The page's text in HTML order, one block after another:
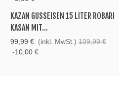
KAZAN GUSSEISEN 15 LITER ROBARI
KASAN MIT...
99,99 € (inkl. MwSt.) 109,99 €
-10,00 €